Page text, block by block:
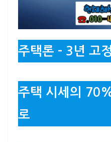
주택론 – 3년 고
주택 시세의
로